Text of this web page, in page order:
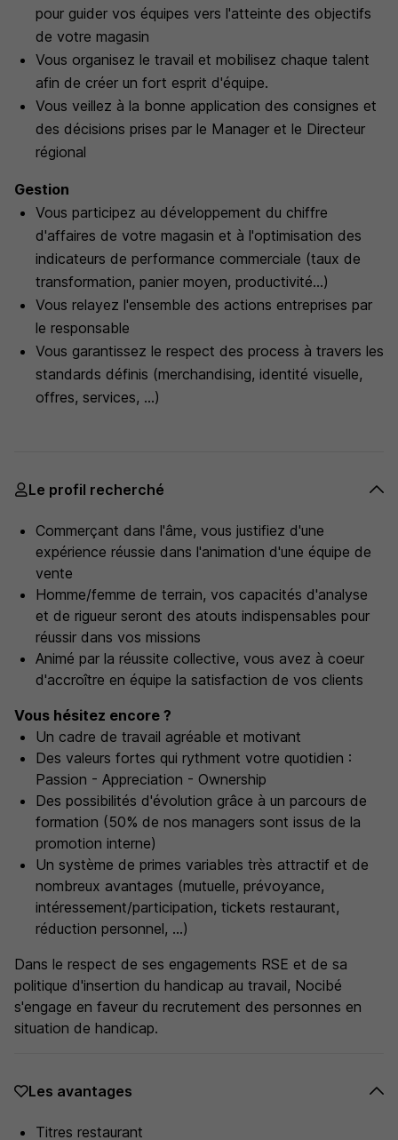
pour guider vos équipes vers l'atteinte des objectifs
de votre magasin
Vous organisez le travail et mobilisez chaque talent
afin de créer un fort esprit d'équipe.
Vous veillez à la bonne application des consignes et
des décisions prises par le Manager et le Directeur
régional
Gestion
Vous participez au développement du chiffre
d'affaires de votre magasin et à l'optimisation des
indicateurs de performance commerciale (taux de
transformation, panier moyen, productivité...)
Vous relayez l'ensemble des actions entreprises par
le responsable
Vous garantissez le respect des process à travers les
standards définis (merchandising, identité visuelle,
offres, services, ...)
Le profil recherché
Commerçant dans l'âme, vous justifiez d'une
expérience réussie dans l'animation d'une équipe de
vente
Homme/femme de terrain, vos capacités d'analyse
et de rigueur seront des atouts indispensables pour
réussir dans vos missions
Animé par la réussite collective, vous avez à coeur
d'accroître en équipe la satisfaction de vos clients
Vous hésitez encore ?
Un cadre de travail agréable et motivant
Des valeurs fortes qui rythment votre quotidien :
Passion - Appreciation - Ownership
Des possibilités d'évolution grâce à un parcours de
formation (50% de nos managers sont issus de la
promotion interne)
Un système de primes variables très attractif et de
nombreux avantages (mutuelle, prévoyance,
intéressement/participation, tickets restaurant,
réduction personnel, ...)
Dans le respect de ses engagements RSE et de sa
politique d'insertion du handicap au travail, Nocibé
s'engage en faveur du recrutement des personnes en
situation de handicap.
Les avantages
Titres restaurant